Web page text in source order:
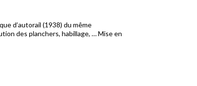
d’autorail (1938) du même
des planchers, habillage, … Mise en